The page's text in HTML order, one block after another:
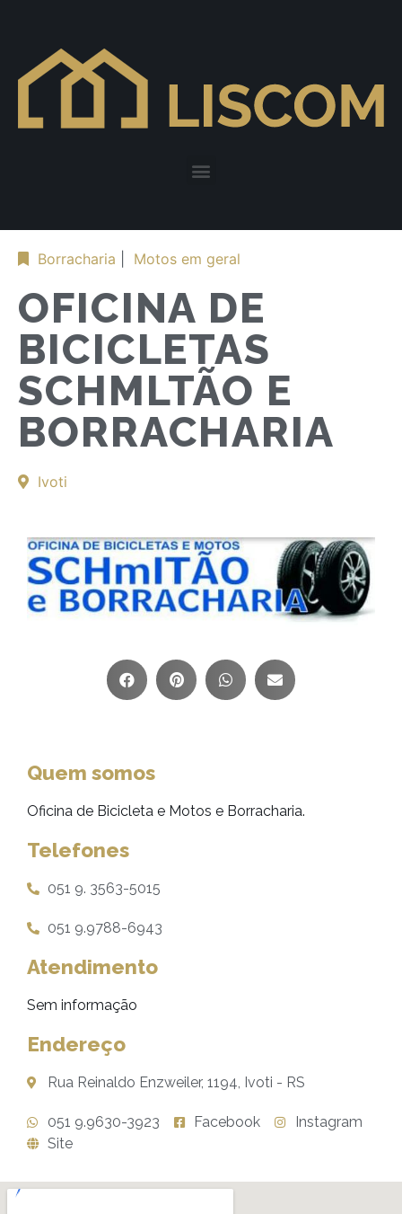
Borracharia Motos em geral
OFICINA DE
BICICLETAS
SCHMLTÃO E
BORRACHARIA
Ivoti
Quem somos
Oficina de Bicicleta e Motos e Borracharia.
Telefones
051 9. 3563-5015
051 9.9788-6943
Atendimento
Sem informação
Endereço
Rua Reinaldo Enzweiler, 1194, Ivoti - RS
051 9.9630-3923 Facebook
Instagram
Site